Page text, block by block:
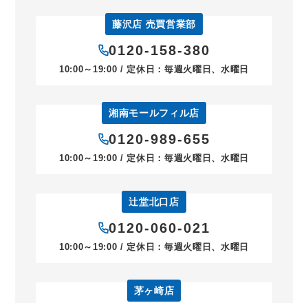
藤沢店 売買営業部
0120-158-380
10:00～19:00 / 定休日：毎週火曜日、水曜日
湘南モールフィル店
0120-989-655
10:00～19:00 / 定休日：毎週火曜日、水曜日
辻堂北口店
0120-060-021
10:00～19:00 / 定休日：毎週火曜日、水曜日
茅ヶ崎店